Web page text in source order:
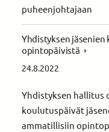
puheenjohtajaan
Yhdistyksen
opintopäivistä
24.8.2022
Yhdistyksen hallitus
koulutuspäivät
ammatillisiin